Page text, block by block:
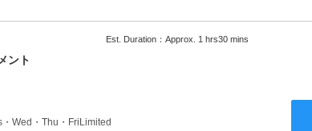
るシャンプー付き●次回以降は早期割引で10～20%off
Est. Duration：Approx. 1 hrs30 mins
ント
Wed・Thu・FriLimited